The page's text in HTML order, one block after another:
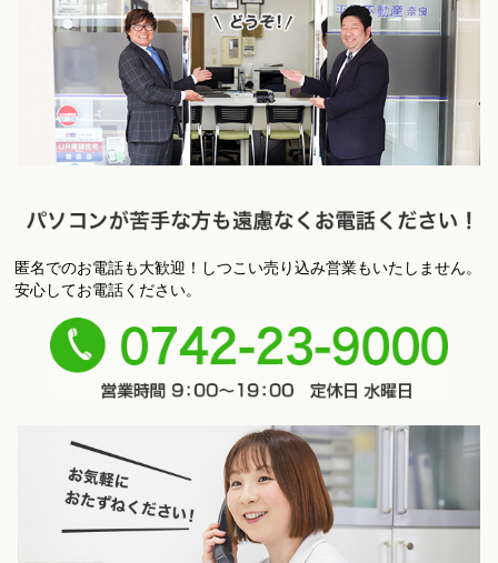
ソコンが苦手な方も遠慮なくお電話ください！
匿名でのお電話も大歓迎！しつこい売り込み営業もいたしません。
安心してお電話ください。